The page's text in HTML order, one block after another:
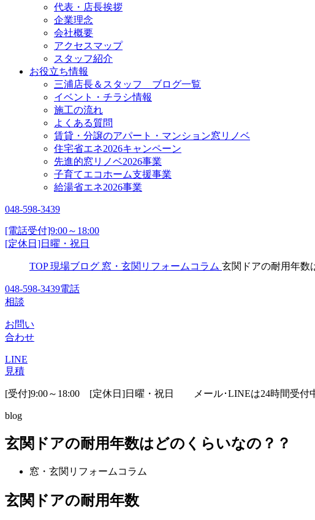
代表・店長挨拶
企業理念
会社概要
アクセスマップ
スタッフ紹介
お役立ち情報
三浦店長＆スタッフ ブログ一覧
イベント・チラシ情報
施工の流れ
よくある質問
賃貸・分譲のアパート・マンション窓リノベ
住宅省エネ2026キャンペーン
先進的窓リノベ2026事業
子育てエコホーム支援事業
給湯省エネ2026事業
048-598-3439
[電話受付]9:00～18:00
[定休日]日曜・祝日
TOP 現場ブログ 窓・玄関リフォームコラム 玄関ドアの耐用年数
048-598-3439電話
相談
お問い
合わせ
LINE
見積
[受付]9:00～18:00 [定休日]日曜・祝日 メール･LINEは24時間受付
blog
玄関ドアの耐用年数はどのくらいなの？？
窓・玄関リフォームコラム
玄関ドアの耐用年数